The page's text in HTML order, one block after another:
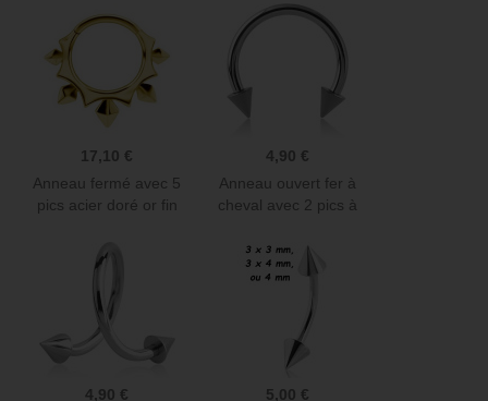
17,10 €
Anneau fermé avec 5
pics acier doré or fin
4,90 €
Anneau ouvert fer à
cheval avec 2 pics à
4,90 € 5,00 €